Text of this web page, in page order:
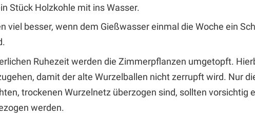
Stück Holzkohle mit ins Wasser.
viel besser, wenn dem Gießwasser einmal die Woche ein
Ruhezeit werden die Zimmerpflanzen umgetopft.
damit der alte Wurzelballen nicht zerrupft wird. Nur
trockenen Wurzelnetz überzogen sind, sollten vorsichtig
werden.